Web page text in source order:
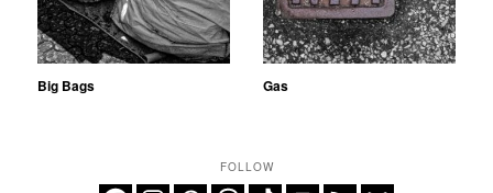
Big Bags Gas
FOLLOW